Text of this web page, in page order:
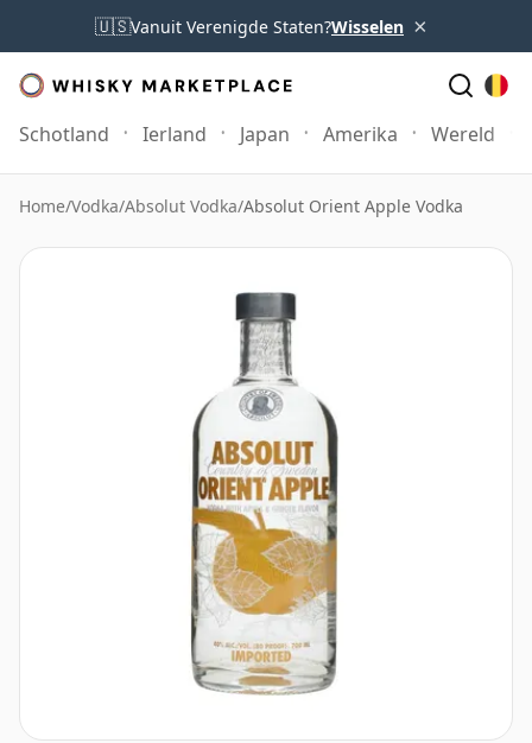
🇺🇸Vanuit Verenigde Staten?Wisselen ×
Schotland Ierland Japan Amerika Wereld
Home/Vodka/Absolut Vodka/Absolut Orient Apple Vodka